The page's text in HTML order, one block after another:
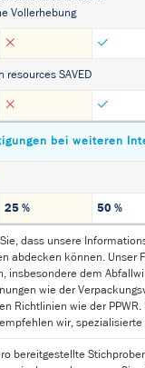
Vollerhebung
resources SAVED
bei weiteren
25 % 50 %
dass unsere
abdecken können. Unser
insbesondere dem
wie der
Richtlinien wie der
wir,
bereitgestellte